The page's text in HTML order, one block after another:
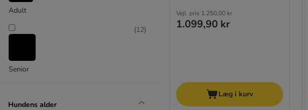
Adult
Senior
(12)
Hundens alder
Vejl. pris 1.250,00 kr
1.099,90 kr
Læg i kurv